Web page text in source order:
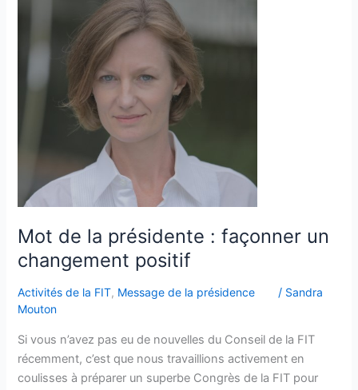
Mot de la présidente : façonner un
changement positif
Activités de la FIT, Message de la présidence / Sandra
Mouton
Si vous n’avez pas eu de nouvelles du Conseil de la FIT
récemment, c’est que nous travaillions activement en
coulisses à préparer un superbe Congrès de la FIT pour
présidente
un
changement